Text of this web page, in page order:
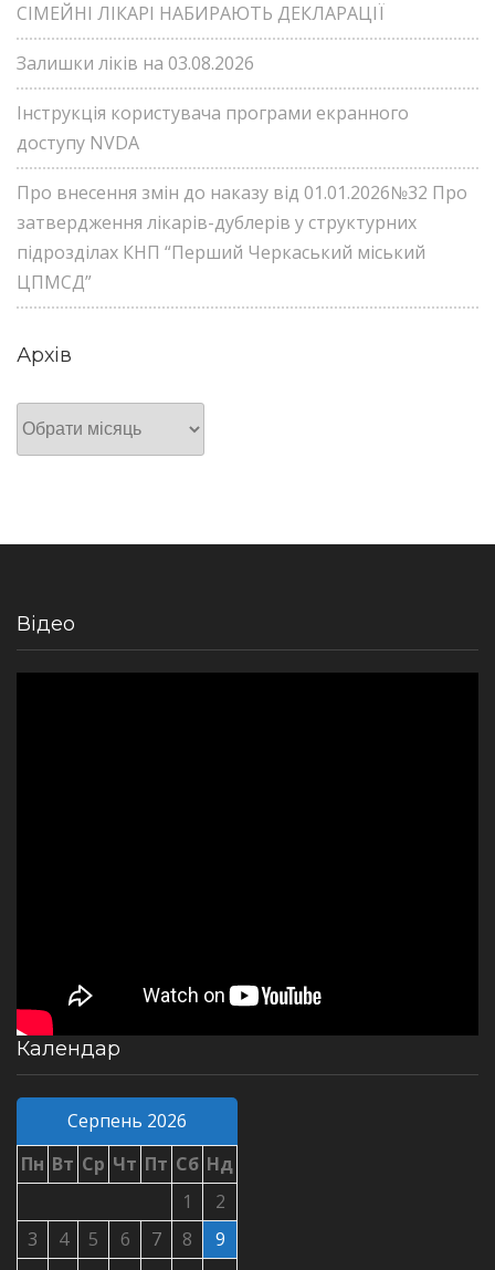
СІМЕЙНІ ЛІКАРІ НАБИРАЮТЬ ДЕКЛАРАЦІЇ
Залишки ліків на 03.08.2026
Інструкція користувача програми екранного
доступу NVDA
Про внесення змін до наказу від 01.01.2026№32 Про
затвердження лікарів-дублерів у структурних
підрозділах КНП “Перший Черкаський міський
ЦПМСД”
Архів
Архів
Відео
Календар
Серпень 2026
Пн Вт Ср Чт Пт Сб Нд
1
2
3
4 5 6 7 8
9